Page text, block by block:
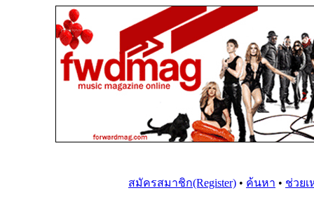
สมัครสมาชิก(Register) • ค้นหา • ช่วยเ